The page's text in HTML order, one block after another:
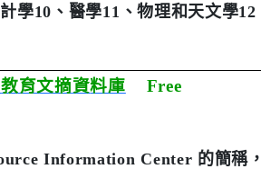
學10 、醫學11 、物理和天文學12
教育文摘資料庫 Free
Information Center 的簡稱